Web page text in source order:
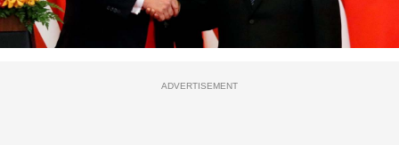
ADVERTISEMENT